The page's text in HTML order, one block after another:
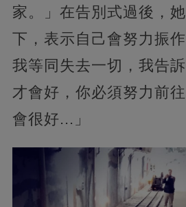
家。」在告別式過後，
下，表示自己會努力振
我等同失去一切，我告
才會好，你必須努力前
會很好...」